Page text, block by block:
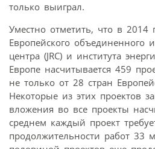
только выиграл.
Уместно отметить, что в
Европейского объединенного
центра (JRC) и института
Европе насчитывается 459
не только от 28 стран
Некоторые из этих проектов
вложения во все проекты
среднем каждый проект
продолжительности работ 33